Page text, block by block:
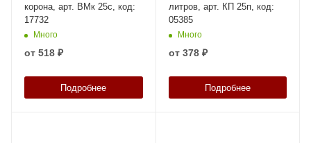
корона, арт. ВМк 25с, код:
17732
Много
от 518 ₽
Подробнее
литров, арт. КП 25п, код:
05385
Много
от 378 ₽
Подробнее